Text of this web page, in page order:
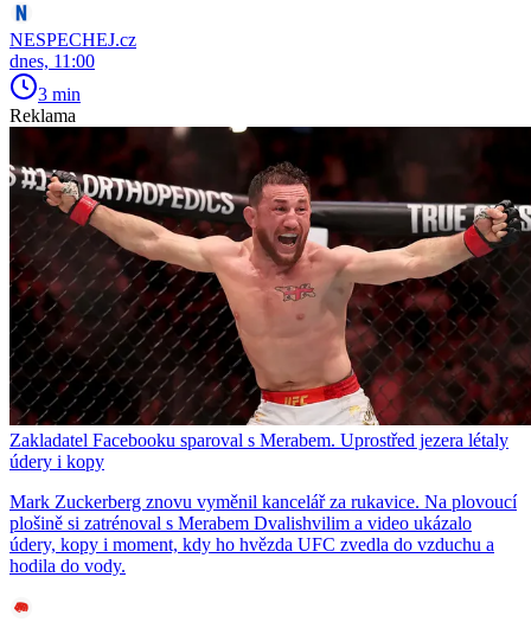
NESPECHEJ.cz
dnes, 11:00
3 min
Reklama
Zakladatel Facebooku sparoval s Merabem. Uprostřed jezera létaly
údery i kopy
Mark Zuckerberg znovu vyměnil kancelář za rukavice. Na plovoucí
plošině si zatrénoval s Merabem Dvalishvilim a video ukázalo
údery, kopy i moment, kdy ho hvězda UFC zvedla do vzduchu a
hodila do vody.